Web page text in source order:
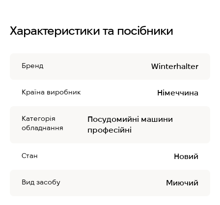
Характеристики та посібники
Бренд Winterhalter
Країна виробник Німеччина
Категорія
обладнання
Посудомийні машини
професійні
Стан Новий
Вид засобу Миючий